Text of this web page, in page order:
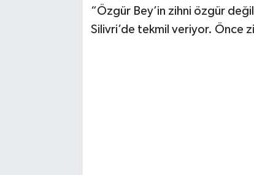
“Özgür Bey’in zihni özgür
Silivri’de tekmil veriyor. Önce